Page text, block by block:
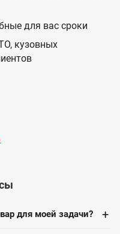
для вас сроки
кузовных
для моей задачи? +